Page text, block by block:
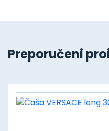
Preporučeni